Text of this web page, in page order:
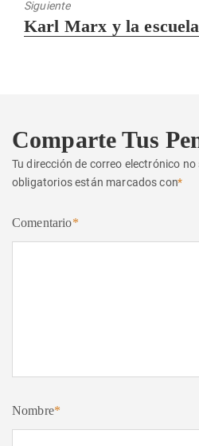
Siguiente
Entrada
Karl Marx y la
Comparte Tus
Tu dirección de correo electrónico no
obligatorios están marcados con*
Comentario*
Nombre*